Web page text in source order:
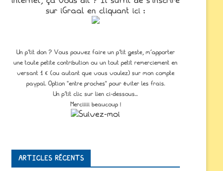
sur iGraal en cliquant ici :
Un p'tit don ? Vous pouvez faire un p’tit geste, m’apporter
une toute petite contribution ou un tout petit remerciement en
versant 1 € (ou autant que vous voulez) sur mon compte
paypal. Option "entre proches" pour éviter les frais.
Un p'tit clic sur lien ci-dessous...
Merciiiii beaucoup !
ARTICLES RÉCENTS